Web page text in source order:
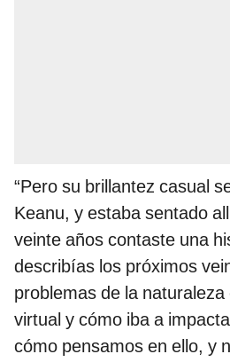
“Pero su brillantez casual
Keanu, y estaba sentado
veinte años contaste una
describías los próximos
problemas de la
virtual y cómo iba a
cómo pensamos en ello, y